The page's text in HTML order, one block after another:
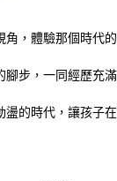
角，體驗那個時代
腳步，一同經歷充
盪的時代，讓孩子